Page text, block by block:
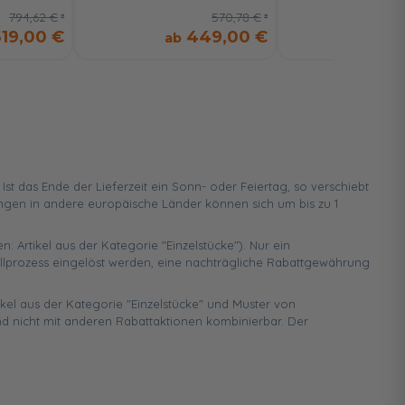
794,62 €
€
570,78 €
449,00 €
das Ende der Lieferzeit ein Sonn- oder Feiertag, so verschiebt
in andere europäische Länder können sich um bis zu 1
Artikel aus der Kategorie "Einzelstücke"). Nur ein
eingelöst werden, eine nachträgliche Rabattgewährung
aus der Kategorie "Einzelstücke" und Muster von
nicht mit anderen Rabattaktionen kombinierbar. Der